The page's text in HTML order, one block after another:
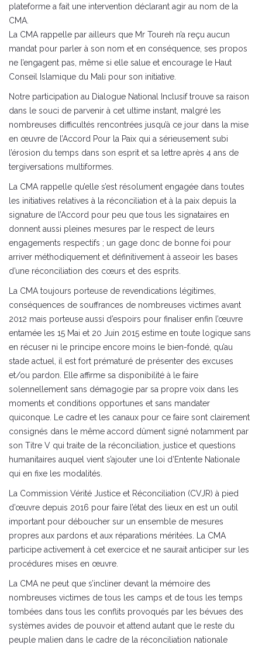
plateforme a fait une intervention déclarant agir au nom de la
CMA.
La CMA rappelle par ailleurs que Mr Toureh n’a reçu aucun
mandat pour parler à son nom et en conséquence, ses propos
ne l’engagent pas, même si elle salue et encourage le Haut
Conseil Islamique du Mali pour son initiative.
Notre participation au Dialogue National Inclusif trouve sa raison
dans le souci de parvenir à cet ultime instant, malgré les
nombreuses difficultés rencontrées jusqu’à ce jour dans la mise
en œuvre de l’Accord Pour la Paix qui a sérieusement subi
l’érosion du temps dans son esprit et sa lettre après 4 ans de
tergiversations multiformes.
La CMA rappelle qu’elle s’est résolument engagée dans toutes
les initiatives relatives à la réconciliation et à la paix depuis la
signature de l’Accord pour peu que tous les signataires en
donnent aussi pleines mesures par le respect de leurs
engagements respectifs ; un gage donc de bonne foi pour
arriver méthodiquement et définitivement à asseoir les bases
d’une réconciliation des cœurs et des esprits.
La CMA toujours porteuse de revendications légitimes,
conséquences de souffrances de nombreuses victimes avant
2012 mais porteuse aussi d’espoirs pour finaliser enfin l’œuvre
entamée les 15 Mai et 20 Juin 2015 estime en toute logique sans
en récuser ni le principe encore moins le bien-fondé, qu’au
stade actuel, il est fort prématuré de présenter des excuses
et/ou pardon. Elle affirme sa disponibilité à le faire
solennellement sans démagogie par sa propre voix dans les
moments et conditions opportunes et sans mandater
quiconque. Le cadre et les canaux pour ce faire sont clairement
consignés dans le même accord dûment signé notamment par
son Titre V qui traite de la réconciliation, justice et questions
humanitaires auquel vient s’ajouter une loi d’Entente Nationale
qui en fixe les modalités.
La Commission Vérité Justice et Réconciliation (CVJR) à pied
d’œuvre depuis 2016 pour faire l’état des lieux en est un outil
important pour déboucher sur un ensemble de mesures
propres aux pardons et aux réparations méritées. La CMA
participe activement à cet exercice et ne saurait anticiper sur les
procédures mises en œuvre.
La CMA ne peut que s’incliner devant la mémoire des
nombreuses victimes de tous les camps et de tous les temps
tombées dans tous les conflits provoqués par les bévues des
systèmes avides de pouvoir et attend autant que le reste du
peuple malien dans le cadre de la réconciliation nationale